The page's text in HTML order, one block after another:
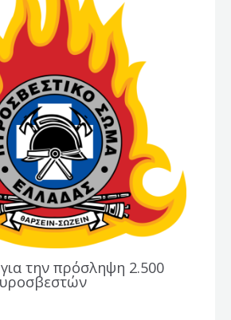
την πρόσληψη 2.500